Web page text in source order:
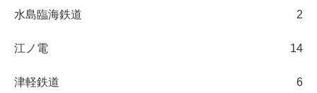
水島臨海鉄道 2
江ノ電 14
津軽鉄道 6